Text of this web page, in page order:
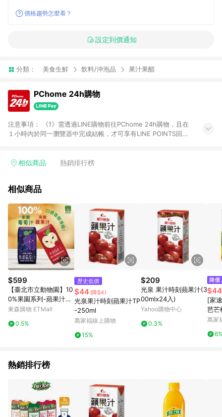
價格趨勢怎麼看？
設定到價通知
分類： 美食生鮮 飲料/沖泡品 果汁果醋
PChome 24h購物
注意事項： 《1》需透過LINE購物前往PChome 24h購物，且在
１小時內於同一瀏覽器中完成結帳，才可享有LINE POINTS回饋
在點數回饋範圍內。 《3》如取消訂單、退貨、購物中登出
品、票券、訂閱方案、PChome儲值商品、企業專區/企業採購、
值點數、點數/禮物卡 [2025/2/16起適用] - 票券全品項
[2026/6/2起適用] 《5》回饋點數的計算將會排除【訂單活動折
扣 (含折價券折扣)】、【P幣扣抵】、【現金積點扣抵】及【訂單
運費】等金額。 《6》符合LINE POINTS回饋資格之訂單將於商
家訂單頁面標示「LINE回饋」，若無此標示則 不符合回饋LINE
POINTS點數資格亦不得使用點數紅包 。 《7》LINE購物設有
「單一商品最高回饋點數」機制 (特殊活動時開放「回饋無上
限」)，以同一訂單中同一商品不論件數計算，並依訂單成立時間
當下LINE購物所設定的回饋機制為準。 《8》LINE購物為購物資
訊整合性平台，商品資料更新會有時間差，如顯示之商品規格、
顏色、價位、贈品與PChome 24h購物銷售網頁不符，以銷售網
頁標示為準！
相似商品 熱銷排行榜
相似商品
$599
【臺北市立動物園】10
0%果園系列-蘋果汁&
葡萄汁(200ml*24瓶
東森購物 ETMall
0.5%
歷史低價
$44 (降$4)
光泉果汁時刻蘋果汁TP
-250ml
萬家福線上購物
15%
$209
光泉 果汁時刻蘋果汁(3
00mlx24入)
Yahoo購物中心
0.3%
$44
[家
芭芒
萬家
熱銷排行榜